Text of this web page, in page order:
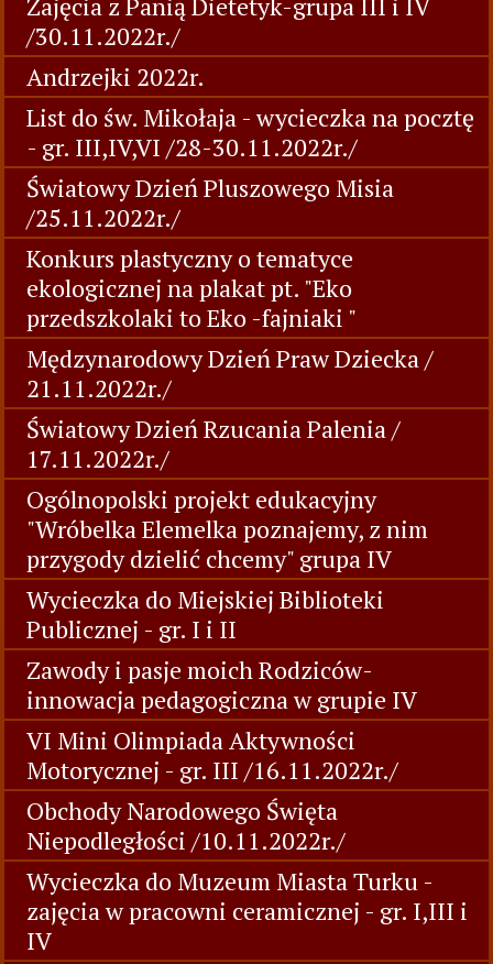
/30.11.2022r./
Andrzejki 2022r.
List do św. Mikołaja - wycieczka na pocztę
- gr. III,IV,VI /28-30.11.2022r./
Światowy Dzień Pluszowego Misia
/25.11.2022r./
Konkurs plastyczny o tematyce
ekologicznej na plakat pt. "Eko
przedszkolaki to Eko -fajniaki "
Mędzynarodowy Dzień Praw Dziecka /
21.11.2022r./
Światowy Dzień Rzucania Palenia /
17.11.2022r./
Ogólnopolski projekt edukacyjny
"Wróbelka Elemelka poznajemy, z nim
przygody dzielić chcemy" grupa IV
Wycieczka do Miejskiej Biblioteki
Publicznej - gr. I i II
Zawody i pasje moich Rodziców-
innowacja pedagogiczna w grupie IV
VI Mini Olimpiada Aktywności
Motorycznej - gr. III /16.11.2022r./
Obchody Narodowego Święta
Niepodległości /10.11.2022r./
Wycieczka do Muzeum Miasta Turku -
zajęcia w pracowni ceramicznej - gr. I,III i
IV